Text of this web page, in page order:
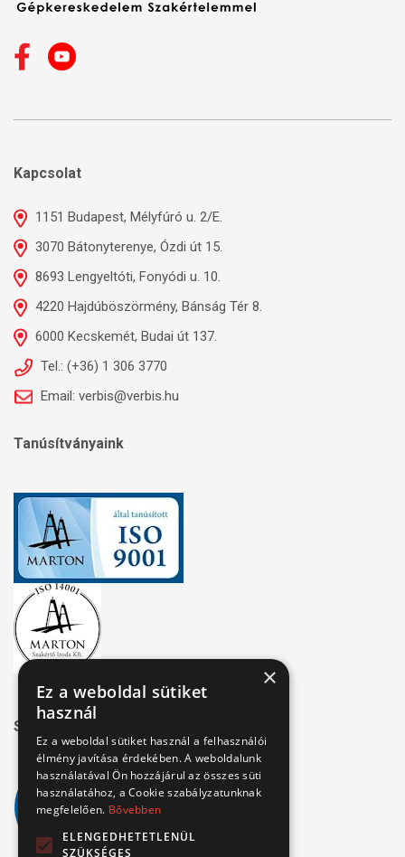
Kapcsolat
1151 Budapest, Mélyfúró u. 2/E.
3070 Bátonyterenye, Ózdi út 15.
8693 Lengyeltóti, Fonyódi u. 10.
4220 Hajdúböszörmény, Bánság Tér 8.
6000 Kecskemét, Budai út 137.
Tel.: (+36) 1 306 3770
Email: verbis@verbis.hu
Tanúsítványaink
Széchenyi 2020
×
Ez a weboldal sütiket
használ
Ez a weboldal sütiket használ a felhasználói
élmény javítása érdekében. A weboldalunk
használatával Ön hozzájárul az összes süti
használatához, a Cookie szabályzatunknak
megfelelően. Bővebben
ELENGEDHETETLENÜL
SZÜKSÉGES